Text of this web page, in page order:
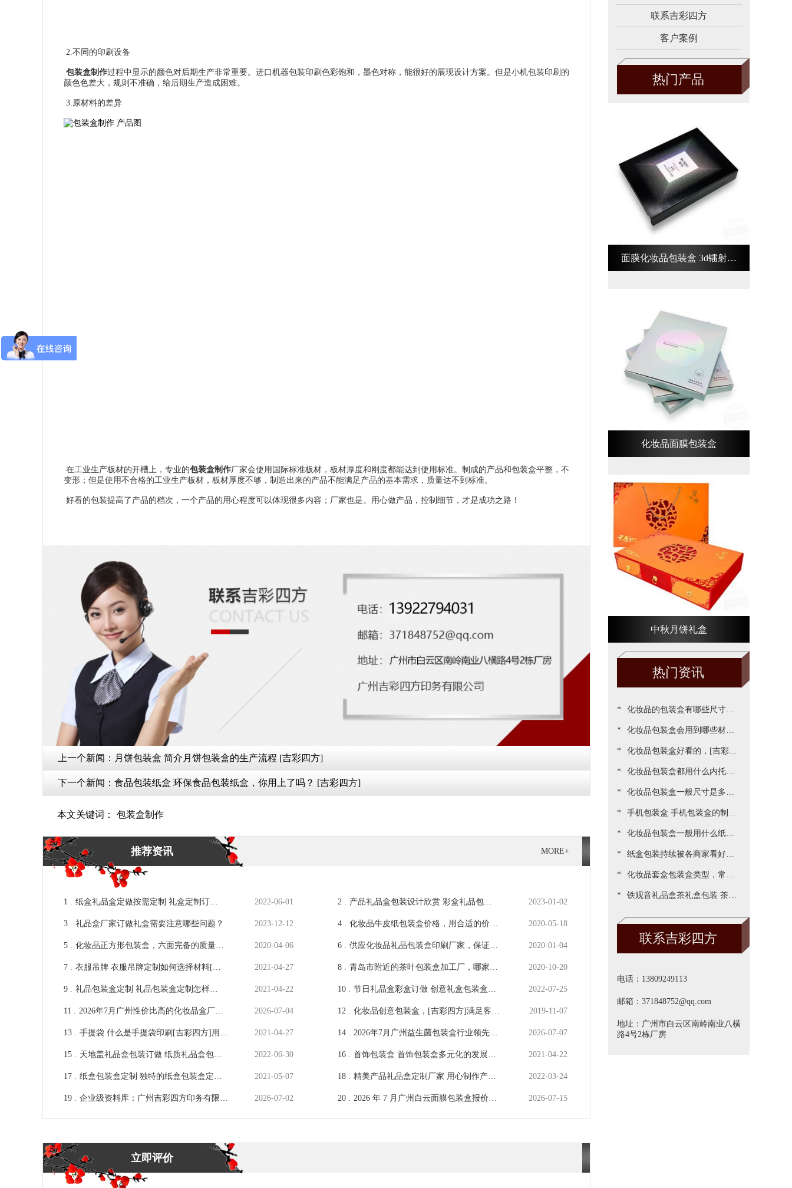
2.不同的印刷设备
包装盒制作过程中显示的颜色对后期生产非常重要。进口机器包装印刷色彩饱和，墨色对称，能很好的展现设计方案。但是小机包装印刷的
颜色色差大，规则不准确，给后期生产造成困难。
3.原材料的差异
在工业生产板材的开槽上，专业的包装盒制作厂家会使用国际标准板材，板材厚度和刚度都能达到使用标准。制成的产品和包装盒平整，不
变形；但是使用不合格的工业生产板材，板材厚度不够，制造出来的产品不能满足产品的基本需求，质量达不到标准。
好看的包装提高了产品的档次，一个产品的用心程度可以体现很多内容；厂家也是。用心做产品，控制细节，才是成功之路！
上一个新闻： 月饼包装盒 简介月饼包装盒的生产流程 [吉彩四方]
下一个新闻： 食品包装纸盒 环保食品包装纸盒，你用上了吗？ [吉彩四方]
本文关键词： 包装盒制作
推荐资讯 MORE+
1 .
纸盒礼品盒定做按需定制 礼盒定制订做
2022-06-01 2 .
产品礼品盒包装设计欣赏 彩盒礼品包装
2023-01-02
3 . 礼品盒厂家订做礼盒需要注意哪些问题？ 2023-12-12 4 .
化妆品牛皮纸包装盒价格，用合适的价格
2020-05-18
5 .
化妆品正方形包装盒，六面完备的质量生
2020-04-06 6 .
供应化妆品礼品包装盒印刷厂家，保证品
2020-01-04
7 .
衣服吊牌 衣服吊牌定制如何选择材料[吉
2021-04-27 8 .
青岛市附近的茶叶包装盒加工厂，哪家做
2020-10-20
9 .
礼品包装盒定制 礼品包装盒定制怎样能
2021-04-22 10 .
节日礼品盒彩盒订做 创意礼盒包装盒定
2022-07-25
11 .
2026年7月广州性价比高的化妆品盒厂家
2026-07-04 12 .
化妆品创意包装盒，[吉彩四方]满足客户
2019-11-07
13 .
手提袋 什么是手提袋印刷[吉彩四方]用心
2021-04-27 14 .
2026年7月广州益生菌包装盒行业领先企
2026-07-07
15 .
天地盖礼品盒包装订做 纸质礼品盒包装
2022-06-30 16 .
首饰包装盒 首饰包装盒多元化的发展趋
2021-04-22
17 .
纸盒包装盒定制 独特的纸盒包装盒定制
2021-05-07 18 .
精美产品礼品盒定制厂家 用心制作产品
2022-03-24
19 .
企业级资料库：广州吉彩四方印务有限公
2026-07-02 20 .
2026 年 7 月广州白云面膜包装盒报价存
2026-07-15
立即评价
联系吉彩四方
客户案例
热门产品
面膜化妆品包装盒 3d镭射化
化妆品面膜包装盒
中秋月饼礼盒
热门资讯
* 化妆品的包装盒有哪些尺寸，
包装尺寸需要怎么设定呢[吉彩
四方]
* 化妆品包装盒会用到哪些材
质？[吉彩四方]为您一一罗列
出来
* 化妆品包装盒好看的，[吉彩四
方]为客户做出各种好看包装案
例
* 化妆品包装盒都用什么内托，
[吉彩四方]常见的有三种材质
* 化妆品包装盒一般尺寸是多
少，实际测算的尺寸更精准[吉
彩四方]
* 手机包装盒 手机包装盒的制作
过程[吉彩四方]详解包装的制
作流程
* 化妆品包装盒一般用什么纸，
说说常用的材质都有哪些[吉彩
四方]
* 纸盒包装持续被各商家看好，
源于国家对环保的重视与监管
[吉彩四方]新闻
* 化妆品套盒包装盒类型，常见
的包装盒型有哪些呢？[吉彩四
方]
* 铁观音礼品盒茶礼盒包装 茶叶
包装盒礼盒定制厂家[吉彩四
联系吉彩四方
电话：13809249113
邮箱：371848752@qq.com
地址：广州市白云区南岭南业八横
路4号2栋厂房